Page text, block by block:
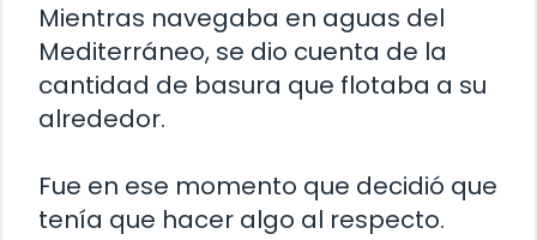
Mientras navegaba en aguas del
Mediterráneo, se dio cuenta de la
cantidad de basura que flotaba a su
alrededor.
Fue en ese momento que decidió que
tenía que hacer algo al respecto.